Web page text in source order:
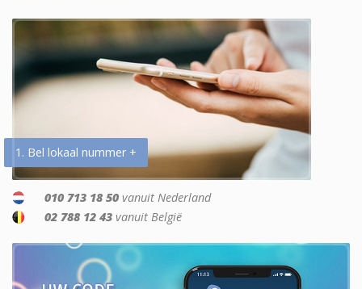
1. Bel lokaal nummer +
010 713 18 50 vanuit Nederland
02 788 12 43 vanuit België